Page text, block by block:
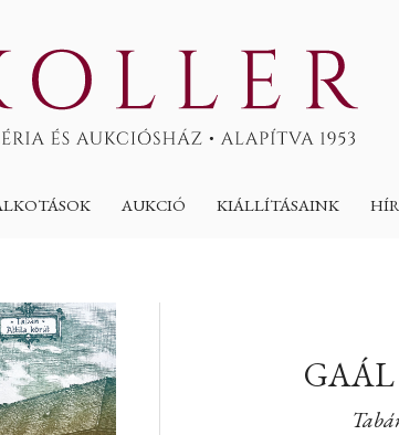
AUKCIÓ KIÁLLÍTÁSAINK